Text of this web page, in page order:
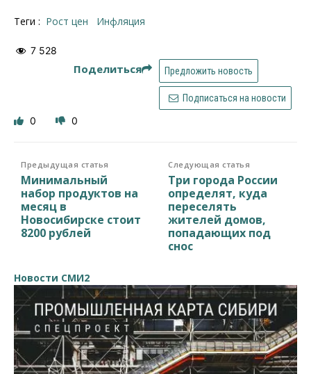
Теги : рост цен инфляция
7 528
Поделиться Предложить новость
Подписаться на новости
0 0
Предыдущая статья
Минимальный
набор продуктов на
месяц в
Новосибирске стоит
8200 рублей
Следующая статья
Три города России
определят, куда
переселять
жителей домов,
попадающих под
снос
Новости СМИ2